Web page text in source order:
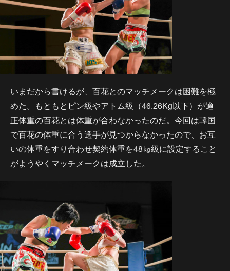
いまだから書けるが、百花とのマッチメークは困難を極
めた。もともとピン級やアトム級（46.26Kg以下）が適
正体重の百花とは体重が合わなかったのだ。今回は韓国
で百花の体重に合う選手が見つからなかったので、お互
いの体重をすり合わせ契約体重を48㎏級に設定すること
がようやくマッチメークは成立した。